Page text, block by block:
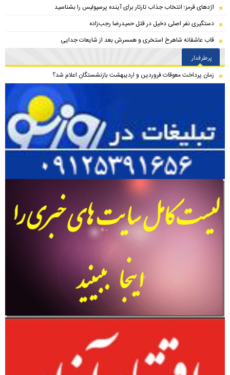
اژدهای قرمز؛ انتخاب جذاب تارتار برای آینده پرسپولیس را بشناسید
دستگیری نفر اصلی دخیل در قتل حمیدرضا رجب‌زاده
قاب عاشقانه شاهرخ استخری و همسرش بعد از شایعات جدایی
پرطرفدار
زمان پرداخت معوقات فروردین و اردیبهشت بازنشستگان اعلام شد؟